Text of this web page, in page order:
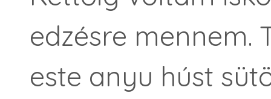
edzésre mennem.
este anyu húst